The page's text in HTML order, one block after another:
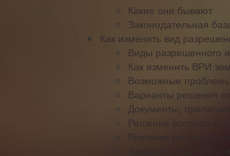
Какие они бывают
Законодательная
Как изменить вид
Виды разрешенного
Как изменить ВРИ
Возможные проблемы
Варианты решения
Документы,
Решение вопроса в
Решение вопроса в